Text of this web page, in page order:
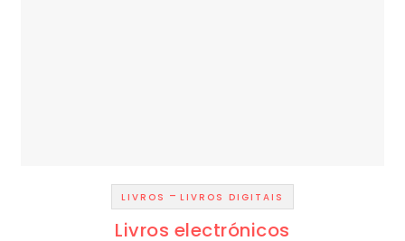
LIVROS - LIVROS DIGITAIS
Livros electrónicos